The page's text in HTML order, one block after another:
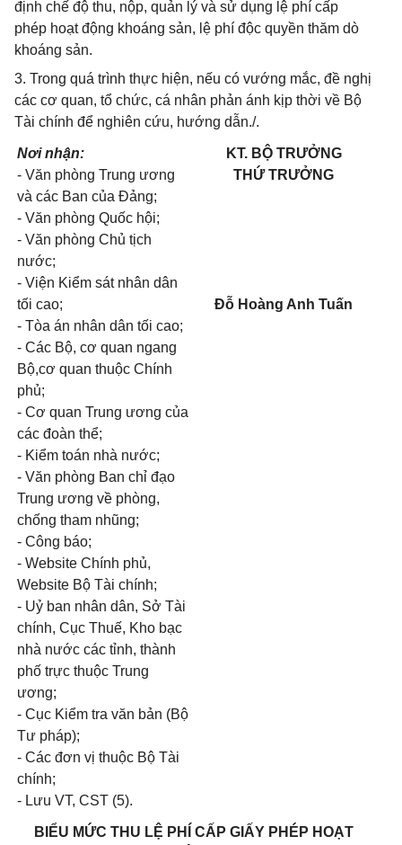
định chế độ thu, nộp, quản lý và sử dụng lệ phí cấp
phép hoạt động khoáng sản, lệ phí độc quyền thăm dò
khoáng sản.
3. Trong quá trình thực hiện, nếu có vướng mắc, đề nghị
các cơ quan, tổ chức, cá nhân phản ánh kịp thời về Bộ
Tài chính để nghiên cứu, hướng dẫn./.
Nơi nhận:
- Văn phòng Trung ương
và các Ban của Đảng;
- Văn phòng Quốc hội;
- Văn phòng Chủ tịch
nước;
- Viện Kiểm sát nhân dân
tối cao;
- Tòa án nhân dân tối cao;
- Các Bộ, cơ quan ngang
Bộ,cơ quan thuộc Chính
phủ;
- Cơ quan Trung ương của
các đoàn thể;
- Kiểm toán nhà nước;
- Văn phòng Ban chỉ đạo
Trung ương về phòng,
chống tham nhũng;
- Công báo;
- Website Chính phủ,
Website Bộ Tài chính;
- Uỷ ban nhân dân, Sở Tài
chính, Cục Thuế, Kho bạc
nhà nước các tỉnh, thành
phố trực thuộc Trung
ương;
- Cục Kiểm tra văn bản (Bộ
Tư pháp);
- Các đơn vị thuộc Bộ Tài
chính;
- Lưu VT, CST (5).
KT. BỘ TRƯỞNG
THỨ TRƯỞNG
Đỗ Hoàng Anh Tuấn
BIỂU MỨC THU LỆ PHÍ CẤP GIẤY PHÉP HOẠT